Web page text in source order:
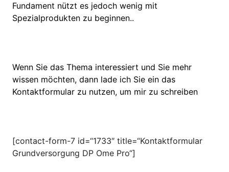
Fundament nützt es jedoch wenig mit
Spezialprodukten zu beginnen..
Wenn Sie das Thema interessiert und Sie mehr
wissen möchten, dann lade ich Sie ein das
Kontaktformular zu nutzen, um mir zu schreiben
[contact-form-7 id=“1733″ title=“Kontaktformular
Grundversorgung DP Ome Pro“]